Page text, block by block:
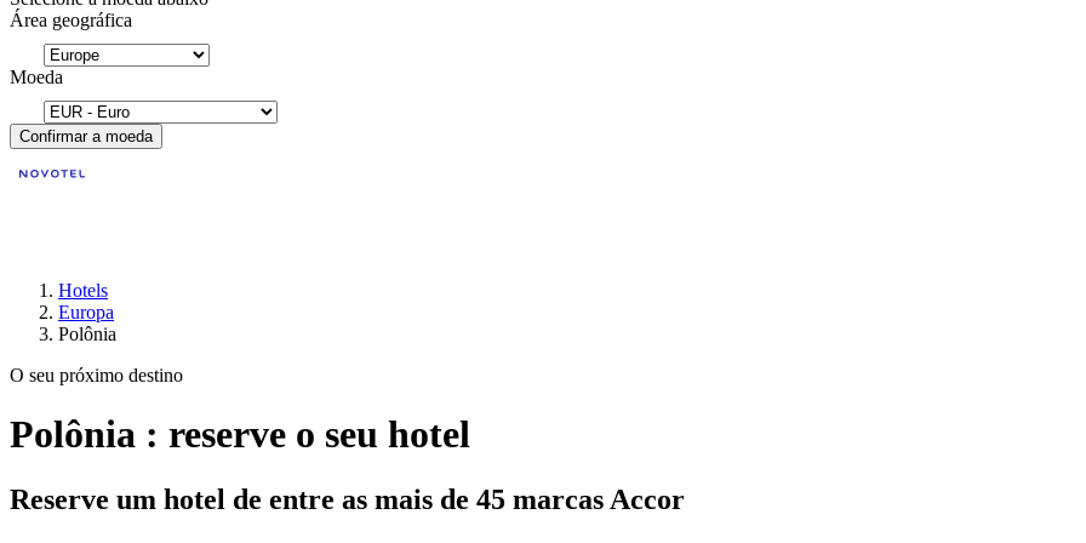
Área geográfica
Moeda
Confirmar a moeda
Hotels
Europa
Polônia
O seu próximo destino
Polônia : reserve o seu hotel
Reserve um hotel de entre as mais de 45 marcas Accor